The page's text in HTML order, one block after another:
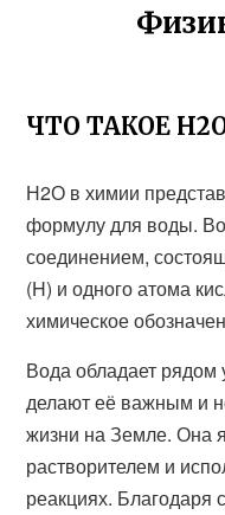
ЧТО ТАКОЕ
Н2О в химии
формулу для воды.
соединением,
(H) и одного атома
химическое
Вода обладает рядом
делают её важным и
жизни на Земле. Она
растворителем и
реакциях. Благодаря